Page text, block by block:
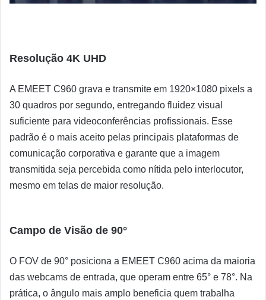
Resolução 4K UHD
A EMEET C960 grava e transmite em 1920×1080 pixels a
30 quadros por segundo, entregando fluidez visual
suficiente para videoconferências profissionais. Esse
padrão é o mais aceito pelas principais plataformas de
comunicação corporativa e garante que a imagem
transmitida seja percebida como nítida pelo interlocutor,
mesmo em telas de maior resolução.
Campo de Visão de 90°
O FOV de 90° posiciona a EMEET C960 acima da maioria
das webcams de entrada, que operam entre 65° e 78°. Na
prática, o ângulo mais amplo beneficia quem trabalha